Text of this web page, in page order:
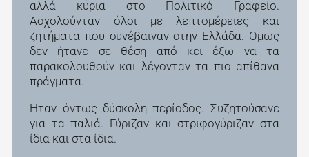
αλλά κύρια στο Πολιτικό Γραφείο.
Ασχολούνταν όλοι με λεπτομέρειες και
ζητήματα που συνέβαιναν στην Ελλάδα. Ομως
δεν ήτανε σε θέση από κει έξω να τα
παρακολουθούν και λέγονταν τα πιο απίθανα
πράγματα.
Ηταν όντως δύσκολη περίοδος. Συζητούσανε
για τα παλιά. Γύριζαν και στριφογύριζαν στα
ίδια και στα ίδια.